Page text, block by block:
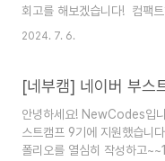
구하는 문제는 절대 아니었습
를 보면 이중 for문과 if문만
회고를 해보겠습니다! 컴팩
고자 합니다!! 우선 저는 '2차
언어: JavaScript (1차와는
현 3문제 + 서술형 2문제)시
(14:00 ~ 16:30)감독: 모바
구름제약 조건인터넷 검색
2024. 7. 6.
안녕하세요! NewCodes입
스트캠프 9기에 지원했습니
폴리오를 열심히 작성하고